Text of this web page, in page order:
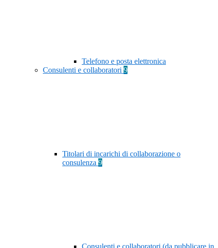
Telefono e posta elettronica
Consulenti e collaboratori 9
Titolari di incarichi di collaborazione o
consulenza 9